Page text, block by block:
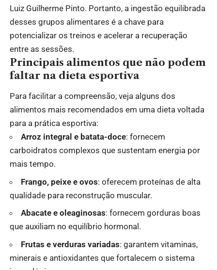
Luiz Guilherme Pinto. Portanto, a ingestão equilibrada
desses grupos alimentares é a chave para
potencializar os treinos e acelerar a recuperação
entre as sessões.
Principais alimentos que não podem
faltar na dieta esportiva
Para facilitar a compreensão, veja alguns dos
alimentos mais recomendados em uma dieta voltada
para a prática esportiva:
Arroz integral e batata-doce: fornecem
carboidratos complexos que sustentam energia por
mais tempo.
Frango, peixe e ovos: oferecem proteínas de alta
qualidade para reconstrução muscular.
Abacate e oleaginosas: fornecem gorduras boas
que auxiliam no equilíbrio hormonal.
Frutas e verduras variadas: garantem vitaminas,
minerais e antioxidantes que fortalecem o sistema